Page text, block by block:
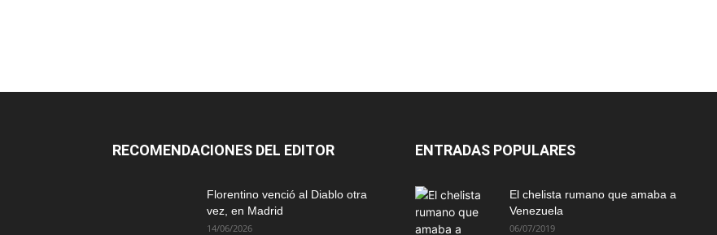
RECOMENDACIONES DEL EDITOR
Florentino venció al Diablo otra
vez, en Madrid
14/06/2026
ENTRADAS POPULARES
El chelista rumano que amaba a
Venezuela
06/07/2019